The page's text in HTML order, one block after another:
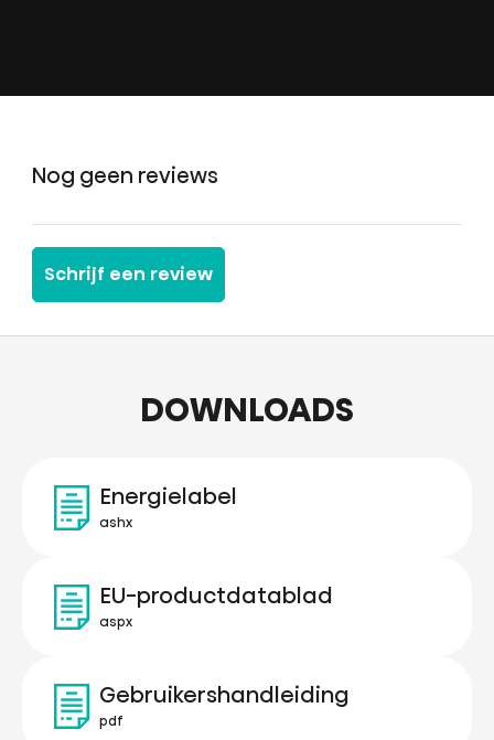
Nog geen reviews
Schrijf een review
DOWNLOADS
Energielabel
ashx
EU-productdatablad
aspx
Gebruikershandleiding
pdf